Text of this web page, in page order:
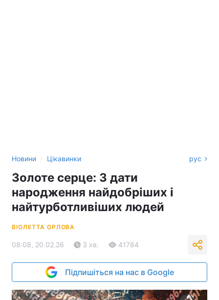
Новини › Цікавинки рус
Золоте серце: 3 дати
народження найдобріших і
найтурботливіших людей
ВІОЛЕТТА ОРЛОВА
08:08, 20.02.26 3 хв. 41784
Підпишіться на нас в Google